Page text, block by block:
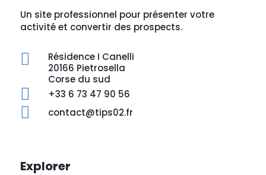
Un site professionnel pour présenter votre
activité et convertir des prospects.

Résidence I Canelli
20166 Pietrosella
Corse du sud
 +33 6 73 47 90 56
 contact@tips02.fr
Explorer